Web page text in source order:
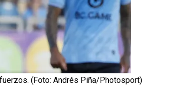
(Foto: Andrés Piña/Photosport)